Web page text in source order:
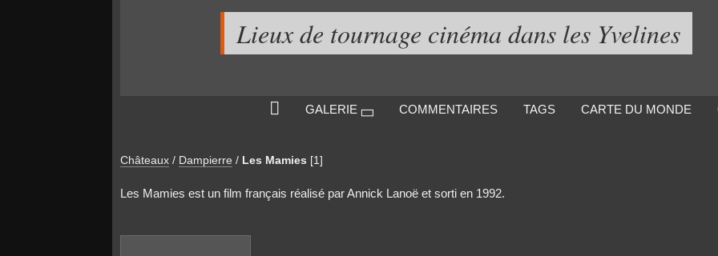
Lieux de tournage cinéma dans les Yvelines
GALERIE COMMENTAIRES TAGS CARTE DU MONDE
Châteaux / Dampierre / Les Mamies [1]
Les Mamies est un film français réalisé par Annick Lanoë et sorti en 1992.